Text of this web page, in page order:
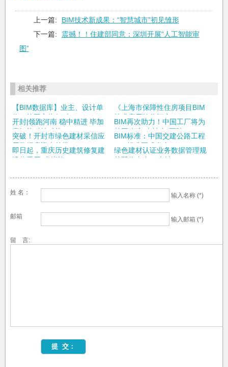
上一篇:
BIM技术新成果：“智慧城市”初见雏形
下一篇:
震撼！！住建部同意：深圳开展“人工智能审
图”
相关推荐
【BIM数据库】业主、设计单
位、施工方为何对B...
《上海市保障性住房项目BIM
技术应用验收评审...
开封|领跑河南 稳中精进 毕加
索智能科技赋能...
BIM再次助力！中国工厂将为
韩国建造“火神山”医院
突破！开封市绿色建材采信应
用数据库迎来首批...
BIM标准：中国交建公路工程
BIM标准正式发布
即日起，重庆历史建筑修复建
设将采用“虚拟施...
绿色建材认证业务数据管理规
范即将出台，建材...
姓 名： 输入名称 (*)
邮箱 输入邮箱 (*)
留 言: